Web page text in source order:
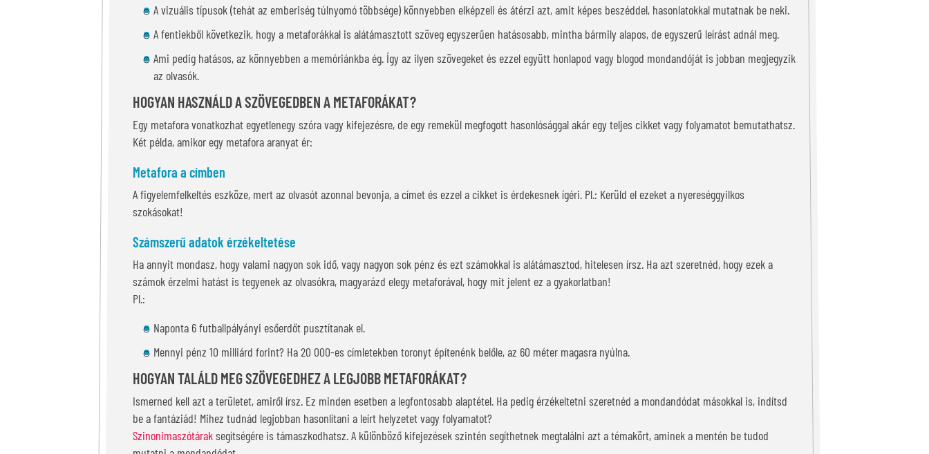
A vizuális típusok (tehát az emberiség túlnyomó többsége) könnyebben elképzeli és átérzi azt, amit képes beszéddel, hasonlatokkal mutatnak be neki.
A fentiekből következik, hogy a metaforákkal is alátámasztott szöveg egyszerűen hatásosabb, mintha bármily alapos, de egyszerű leírást adnál meg.
Ami pedig hatásos, az könnyebben a memóriánkba ég. Így az ilyen szövegeket és ezzel együtt honlapod vagy blogod mondandóját is jobban megjegyzik
az olvasók.
HOGYAN HASZNÁLD A SZÖVEGEDBEN A METAFORÁKAT?
Egy metafora vonatkozhat egyetlenegy szóra vagy kifejezésre, de egy remekül megfogott hasonlósággal akár egy teljes cikket vagy folyamatot bemutathatsz.
Két példa, amikor egy metafora aranyat ér:
Metafora a címben
A figyelemfelkeltés eszköze, mert az olvasót azonnal bevonja, a címet és ezzel a cikket is érdekesnek ígéri. Pl.: Kerüld el ezeket a nyereséggyilkos
szokásokat!
Számszerű adatok érzékeltetése
Ha annyit mondasz, hogy valami nagyon sok idő, vagy nagyon sok pénz és ezt számokkal is alátámasztod, hitelesen írsz. Ha azt szeretnéd, hogy ezek a
számok érzelmi hatást is tegyenek az olvasókra, magyarázd elegy metaforával, hogy mit jelent ez a gyakorlatban!
Pl.:
Naponta 6 futballpályányi esőerdőt pusztítanak el.
Mennyi pénz 10 milliárd forint? Ha 20 000-es címletekben toronyt építenénk belőle, az 60 méter magasra nyúlna.
HOGYAN TALÁLD MEG SZÖVEGEDHEZ A LEGJOBB METAFORÁKAT?
Ismerned kell azt a területet, amiről írsz. Ez minden esetben a legfontosabb alaptétel. Ha pedig érzékeltetni szeretnéd a mondandódat másokkal is, indítsd
be a fantáziád! Mihez tudnád legjobban hasonlítani a leírt helyzetet vagy folyamatot?
Szinonimaszótáraksegítségére is támaszkodhatsz. A különböző kifejezések szintén segíthetnek megtalálni azt a témakört, aminek a mentén be tudod